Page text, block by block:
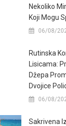
Nekoliko
Koji Mogu
06/08/
Rutinska
Lisicama:
Džepa
Dvojice
06/08/
Sakrivena